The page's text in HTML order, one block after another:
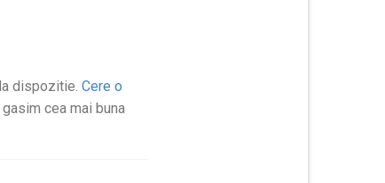
dispozitie. Cere o
cea mai buna